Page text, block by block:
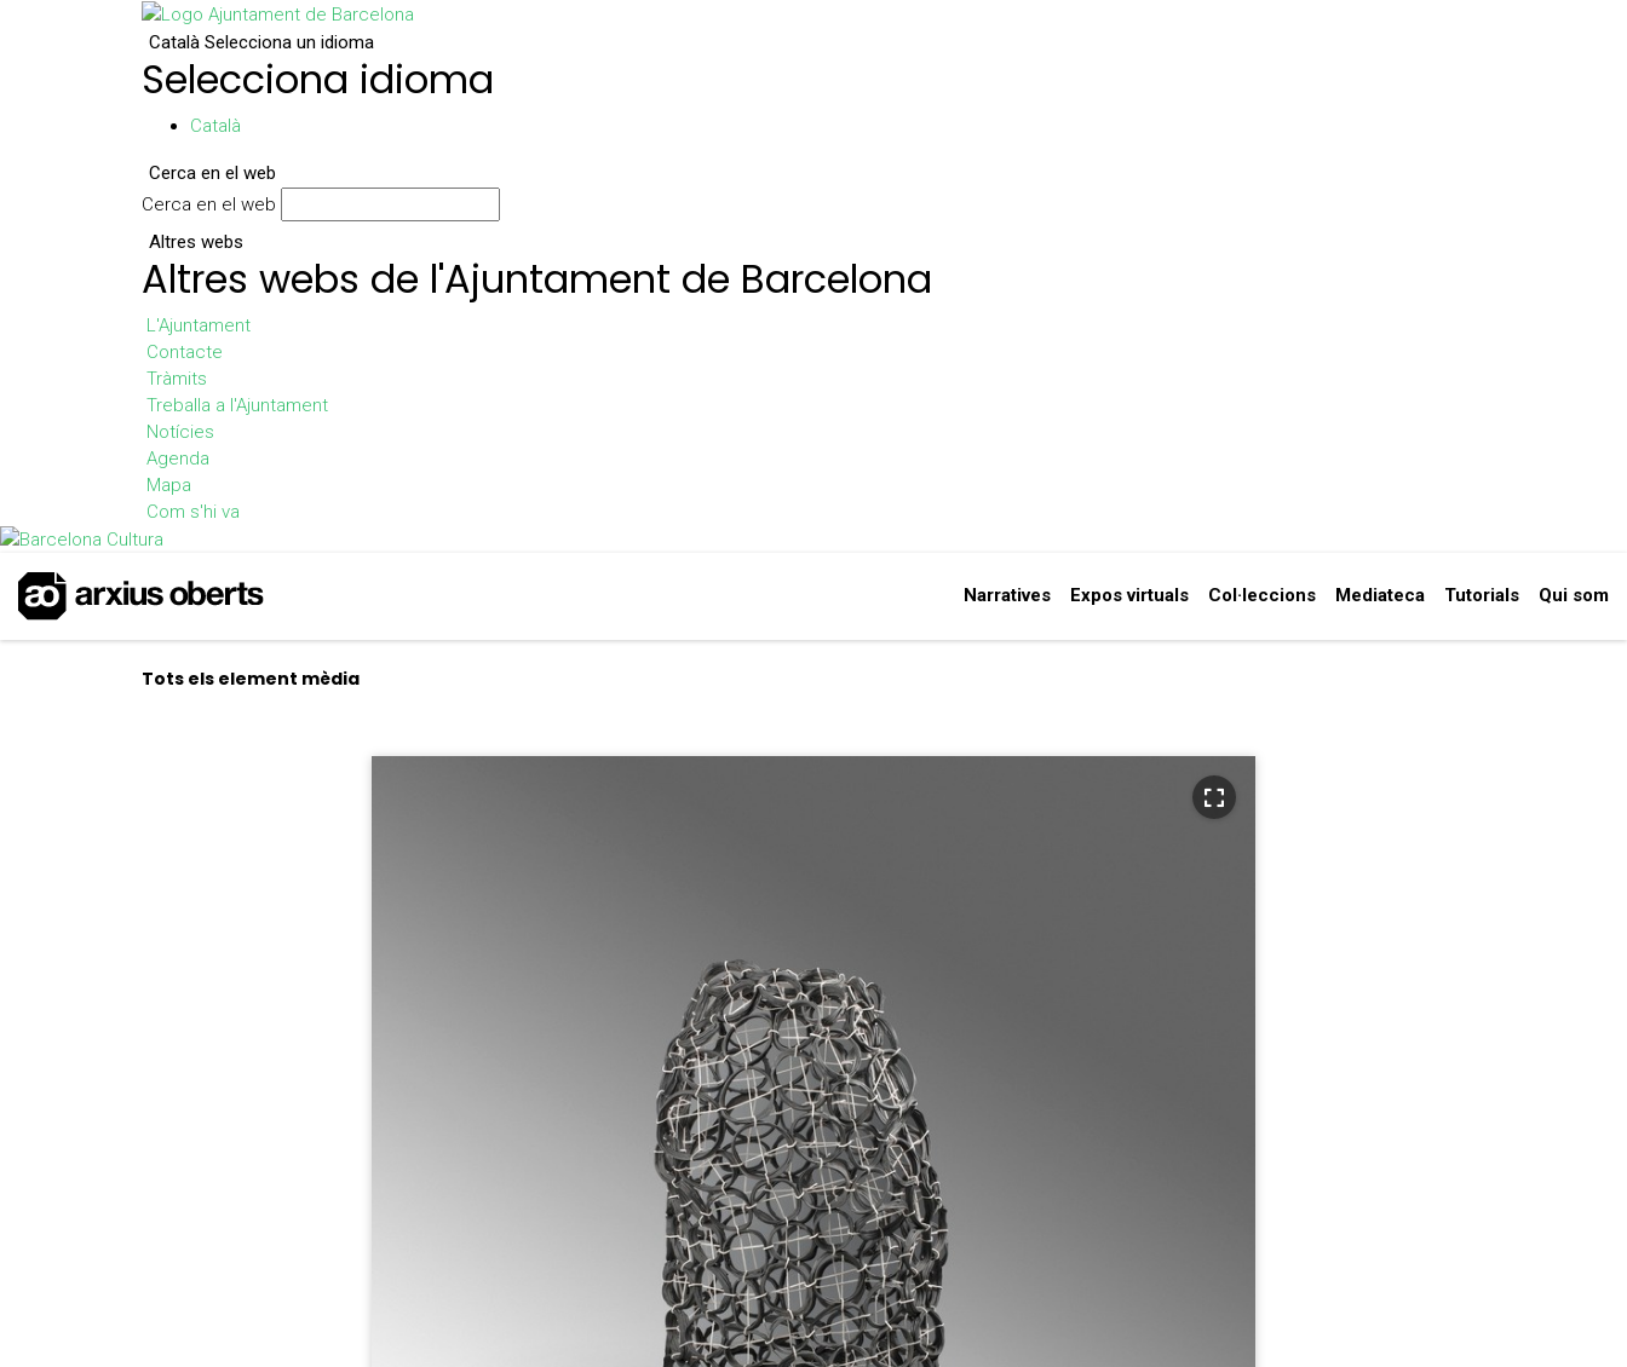
Català Selecciona un idioma
Selecciona idioma
Català
Cerca en el web
Cerca en el web
Altres webs
Altres webs de l'Ajuntament de Barcelona
L'Ajuntament
Contacte
Tràmits
Treballa a l'Ajuntament
Notícies
Agenda
Mapa
Com s'hi va
Narratives Expos virtuals Col·leccions Mediateca Tutorials Qui som
Tots els element mèdia